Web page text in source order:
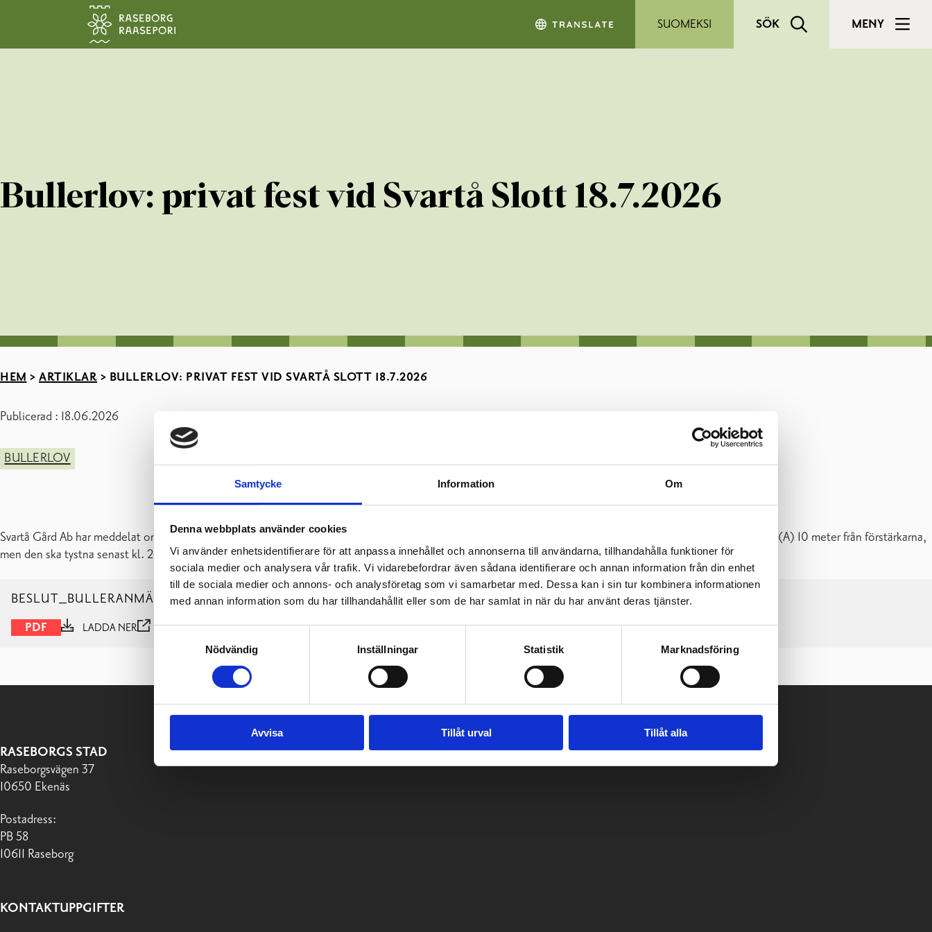
Samtycke Information Om
Denna webbplats använder cookies
Vi använder enhetsidentifierare för att anpassa innehållet och annonserna till användarna, tillhandahålla funktioner för
sociala medier och analysera vår trafik. Vi vidarebefordrar även sådana identifierare och annan information från din enhet
till de sociala medier och annons- och analysföretag som vi samarbetar med. Dessa kan i sin tur kombinera informationen
med annan information som du har tillhandahållit eller som de har samlat in när du har använt deras tjänster.
Nödvändig
Inställningar Statistik Marknadsföring
Avvisa Tillåt urval Tillåt alla
Hoppa till sidans innehåll
SUOMEKSI SÖK MENY
Bullerlov: privat fest vid Svartå Slott 18.7.2026
HEM > ARTIKLAR > BULLERLOV: PRIVAT FEST VID SVARTÅ SLOTT 18.7.2026
Publicerad : 18.06.2026
BULLERLOV
Svartå Gård Ab har meddelat om en privat fest som kommer att hållas utomhus vid Svartå Slott 18.7.2026. Musiken kan vara högljudd: enligt anmälan ca 95 dB(A) 10 meter från förstärkarna,
men den ska tystna senast kl. 24.
BESLUT_BULLERANMÄLAN_SVARTÅ SLOTT_2026
PDF LADDA NER VISA
RASEBORGS STAD
Raseborgsvägen 37
10650 Ekenäs
Postadress:
PB 58
10611 Raseborg
KONTAKTUPPGIFTER